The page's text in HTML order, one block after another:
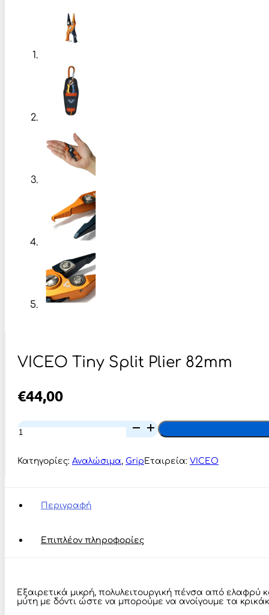
VICEO Tiny Split Plier 82mm
€44,00
VICEO
Tiny
Plier
82mm
Κατηγορίες: Αναλώσιμα, Grip Εταιρεία: VICEO
Περιγραφή
Επιπλέον πληροφορίες
Εξαιρετικά μικρή, πολυλειτουργική πένσα από ελαφρύ
μύτη με δόντι ώστε να μπορούμε να ανοίγουμε τα